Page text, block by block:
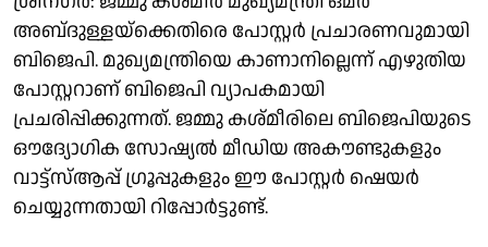
അബ്‌ദുള്ളയ്‌ക്കെതിരെ പോസ്റ്റർ പ്രചാരണവുമായി
ബിജെപി. മുഖ്യമന്ത്രിയെ കാണാനില്ലെന്ന് എഴുതിയ
പോസ്റ്ററാണ് ബിജെപി വ്യാപകമായി
പ്രചരിപ്പിക്കുന്നത്. ജമ്മു കശ്മീരിലെ ബിജെപിയുടെ
ഔദ്യോഗിക സോഷ്യൽ മീഡിയ അകൗണ്ടുകളും
വാട്ട്‌സ്ആപ്പ് ഗ്രൂപ്പുകളും ഈ പോസ്റ്റർ ഷെയർ
ചെയ്യുന്നതായി റിപ്പോർട്ടുണ്ട്.